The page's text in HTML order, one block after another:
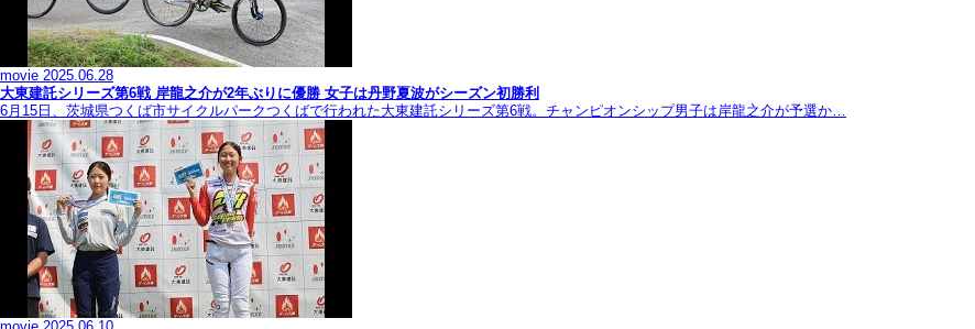
movie 2025.06.28
大東建託シリーズ第6戦 岸龍之介が2年ぶりに優勝 女子は丹野夏波がシーズン初勝利
6月15日、茨城県つくば市サイクルパークつくばで行われた大東建託シリーズ第6戦。チャンピオンシップ男子は岸龍之介が予選か…